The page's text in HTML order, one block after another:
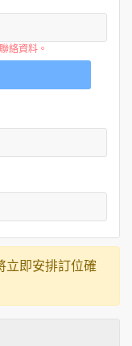
絡資料。
立即安排訂位確